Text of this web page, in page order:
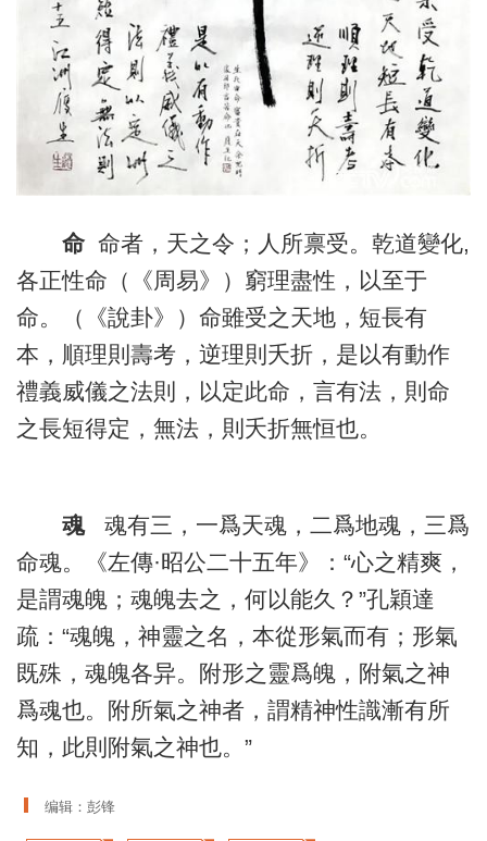
命命者，天之令；人所禀受。乾道變化,
各正性命（《周易》）窮理盡性，以至于
命。（《說卦》）命雖受之天地，短長有
本，順理則壽考，逆理則夭折，是以有動作
禮義威儀之法則，以定此命，言有法，則命
之長短得定，無法，則夭折無恒也。
魂魂有三，一爲天魂，二爲地魂，三爲
命魂。《左傳·昭公二十五年》：“心之精爽，
是謂魂魄；魂魄去之，何以能久？”孔穎達
疏：“魂魄，神靈之名，本從形氣而有；形氣
既殊，魂魄各异。附形之靈爲魄，附氣之神
爲魂也。附所氣之神者，謂精神性識漸有所
知，此則附氣之神也。”
编辑：彭锋